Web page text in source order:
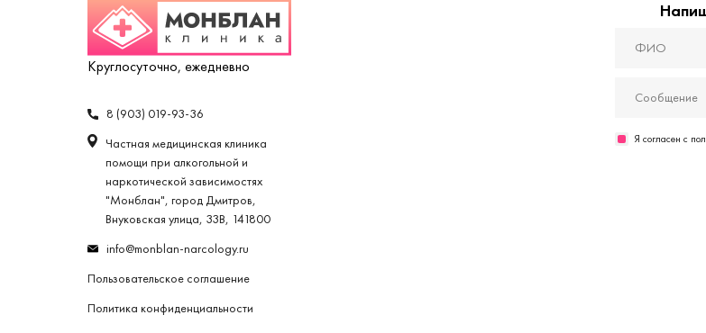
Круглосуточно, ежедневно
8 (903) 019-93-36
Частная медицинская клиника
помощи при алкогольной и
наркотической зависимостях
"Монблан", город Дмитров,
Внуковская улица, 33В, 141800
info@monblan-narcology.ru
Пользовательское соглашение
Политика конфиденциальности
Я согласен с